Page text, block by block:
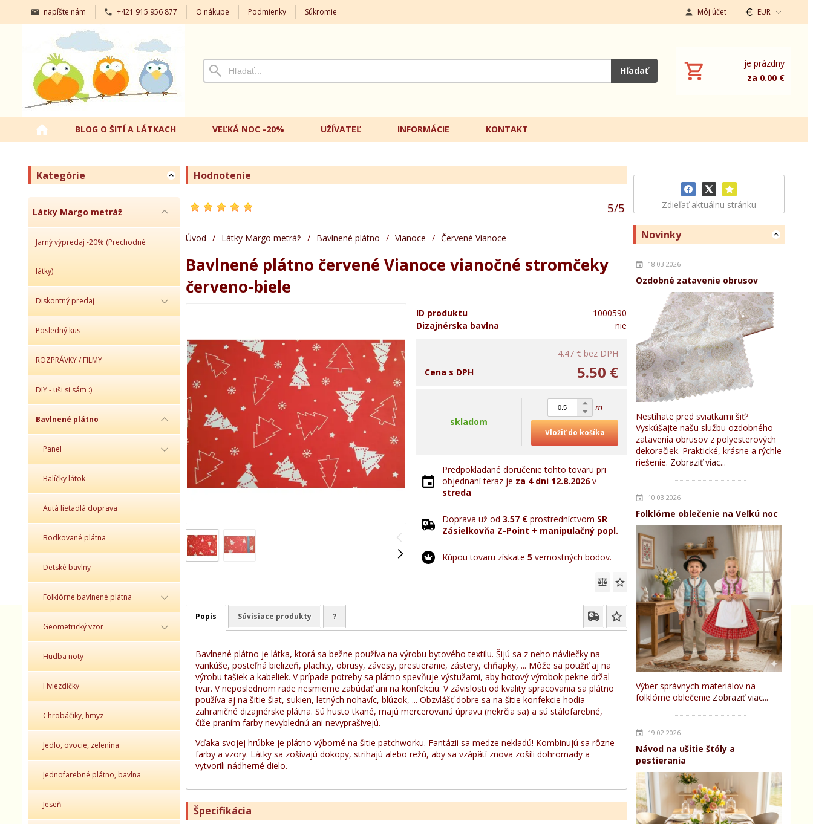
napíšte nám +421 915 956 877 O nákupe Podmienky Súkromie Môj účet EUR
Hľadať
je prázdny
za 0.00 €
BLOG O ŠITÍ A LÁTKACH VEĽKÁ NOC -20% UŽÍVATEĽ INFORMÁCIE KONTAKT
Kategórie
Látky Margo metráž
Jarný výpredaj -20% (Prechodné
látky)
Diskontný predaj
Posledný kus
ROZPRÁVKY / FILMY
DIY - uši si sám :)
Bavlnené plátno
Panel
Balíčky látok
Autá lietadlá doprava
Bodkované plátna
Detské bavlny
Folklórne bavlnené plátna
Geometrický vzor
Hudba noty
Hviezdičky
Chrobáčiky, hmyz
Jedlo, ovocie, zelenina
Jednofarebné plátno, bavlna
Jeseň
Zdieľať aktuálnu stránku
Novinky
18.03.2026
Ozdobné zatavenie obrusov
Nestíhate pred sviatkami šiť?
Vyskúšajte našu službu ozdobného
zatavenia obrusov z polyesterových
dekoračiek. Praktické, krásne a rýchle
riešenie. Zobraziť viac...
10.03.2026
Folklórne oblečenie na Veľkú noc
Výber správnych materiálov na
folklórne oblečenie Zobraziť viac...
19.02.2026
Návod na ušitie štóly a
pestierania
Hodnotenie
5/5
Úvod / Látky Margo metráž / Bavlnené plátno / Vianoce / Červené Vianoce
Bavlnené plátno červené Vianoce vianočné stromčeky
červeno-biele
ID produktu
1000590
Dizajnérska bavlna
nie
4.47 € bez DPH
5.50 €
Cena s DPH
skladom
m
Vložiť do košíka
Predpokladané doručenie tohto tovaru pri
objednaní teraz je za 4 dni 12.8.2026v
streda
Doprava už od 3.57 € prostredníctvom SR
Zásielkovňa Z-Point + manipulačný popl.
Kúpou tovaru získate 5 vernostných bodov.
Popis Súvisiace produkty ?
Bavlnené plátno je látka, ktorá sa bežne používa na výrobu bytového textilu. Šijú sa z neho návliečky na
vankúše, posteľná bielizeň, plachty, obrusy, závesy, prestieranie, zástery, chňapky, ... Môže sa použiť aj na
výrobu tašiek a kabeliek. V prípade potreby sa plátno spevňuje výstužami, aby hotový výrobok pekne držal
tvar. V neposlednom rade nesmieme zabúdať ani na konfekciu. V závislosti od kvality spracovania sa plátno
používa aj na šitie šiat, sukien, letných nohavíc, blúzok, ... Obzvlášť dobre sa na šitie konfekcie hodia
zahraničné dizajnérske plátna. Sú husto tkané, majú mercerovanú úpravu (nekrčia sa) a sú stálofarebné,
čiže praním farby nevyblednú ani nevyprašivejú.
Vďaka svojej hrúbke je plátno výborné na šitie patchworku. Fantázii sa medze nekladú! Kombinujú sa rôzne
farby a vzory. Látky sa zošívajú dokopy, strihajú alebo režú, aby sa vzápätí znova zošili dohromady a
vytvorili nádherné dielo.
Špecifikácia